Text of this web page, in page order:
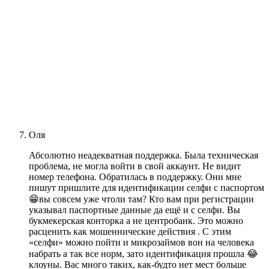
Оля
Абсолютно неадекватная поддержка. Была техническая
проблема, не могла войти в свой аккаунт. Не видит
номер телефона. Обратилась в поддержку. Они мне
пишут пришлите для идентификации селфи с паспортом
😁вы совсем уже чтоли там? Кто вам при регистрации
указывал паспортные данные да ещё и с селфи. Вы
букмекерская конторка а не центробанк. Это можно
расценить как мошеннические действия . С этим
«селфи» можно пойти и микрозаймов вон на человека
набрать а так все норм, зато идентификация прошла 😂
клоуны. Вас много таких, как-будто нет мест больше